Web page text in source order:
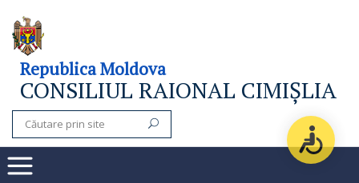
Consiliul
raional
Noutăți
Republica Moldova
CONSILIUL RAIONAL CIMIȘLIA